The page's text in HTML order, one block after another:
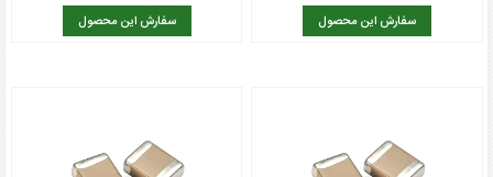
سفارش این محصول سفارش این محصول